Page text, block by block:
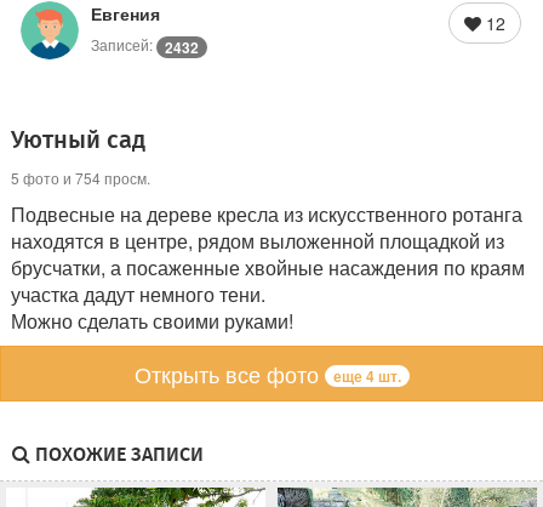
Евгения
Записей: 2432
12
Уютный сад
5 фото и 754 просм.
Подвесные на дереве кресла из искусственного ротанга
находятся в центре, рядом выложенной площадкой из
брусчатки, а посаженные хвойные насаждения по краям
участка дадут немного тени.
Можно сделать своими руками!
Открыть все фото еще 4 шт.
ПОХОЖИЕ ЗАПИСИ